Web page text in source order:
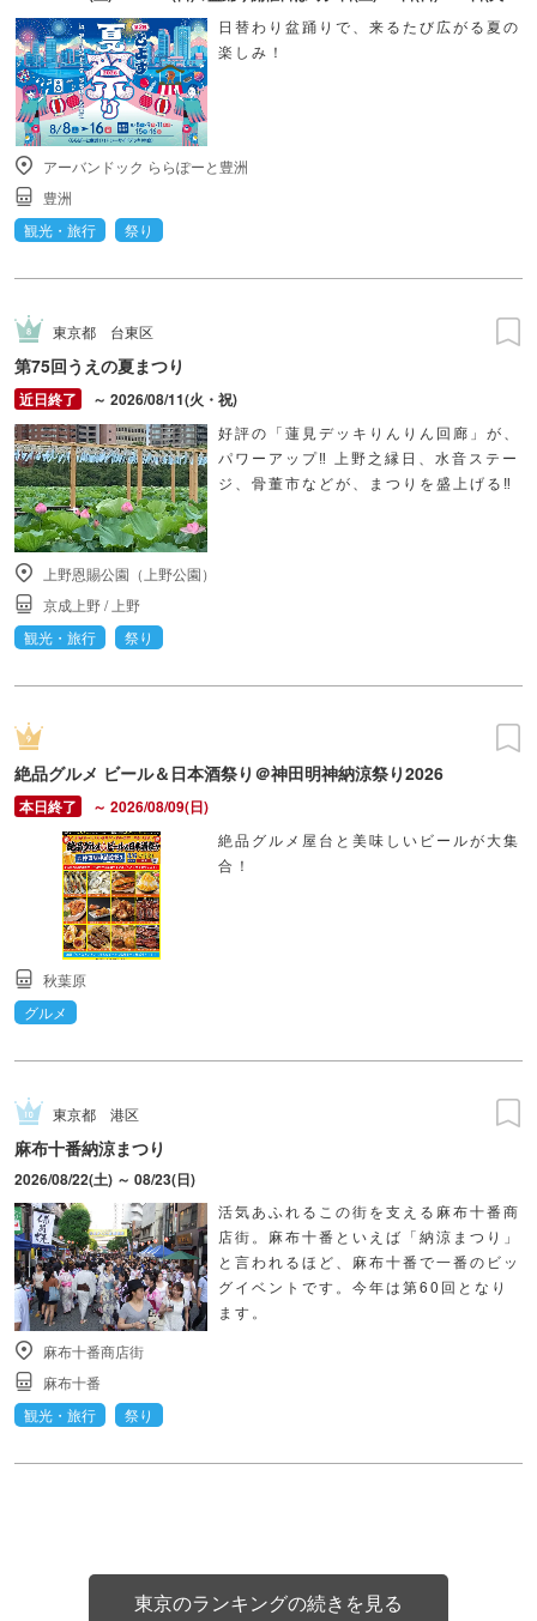
日替わり盆踊りで、来るたび広がる夏の
楽しみ！
アーバンドック ららぽーと豊洲
豊洲
観光・旅行
祭り
東京都 台東区
第75回うえの夏まつり
～ 2026/08/11(火・祝)
好評の「蓮見デッキりんりん回廊」が、
パワーアップ‼ 上野之縁日、水音ステー
ジ、骨董市などが、まつりを盛上げる‼
上野恩賜公園（上野公園）
京成上野/ 上野
観光・旅行
祭り
絶品グルメ ビール＆日本酒祭り＠神田明神納涼祭り2026
～ 2026/08/09(日)
絶品グルメ屋台と美味しいビールが大集
合！
秋葉原
グルメ
東京都 港区
麻布十番納涼まつり
2026/08/22(土) ～ 08/23(日)
活気あふれるこの街を支える麻布十番商
店街。麻布十番といえば「納涼まつり」
と言われるほど、麻布十番で一番のビッ
グイベントです。今年は第60回となり
ます。
麻布十番商店街
麻布十番
観光・旅行
祭り
東京のランキングの続きを見る